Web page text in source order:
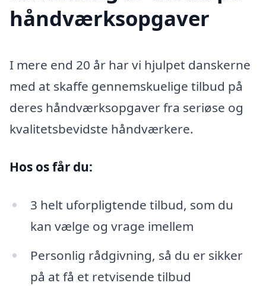
håndværksopgaver
I mere end 20 år har vi hjulpet danskerne
med at skaffe gennemskuelige tilbud på
deres håndværksopgaver fra seriøse og
kvalitetsbevidste håndværkere.
Hos os får du:
3 helt uforpligtende tilbud, som du
kan vælge og vrage imellem
Personlig rådgivning, så du er sikker
på at få et retvisende tilbud